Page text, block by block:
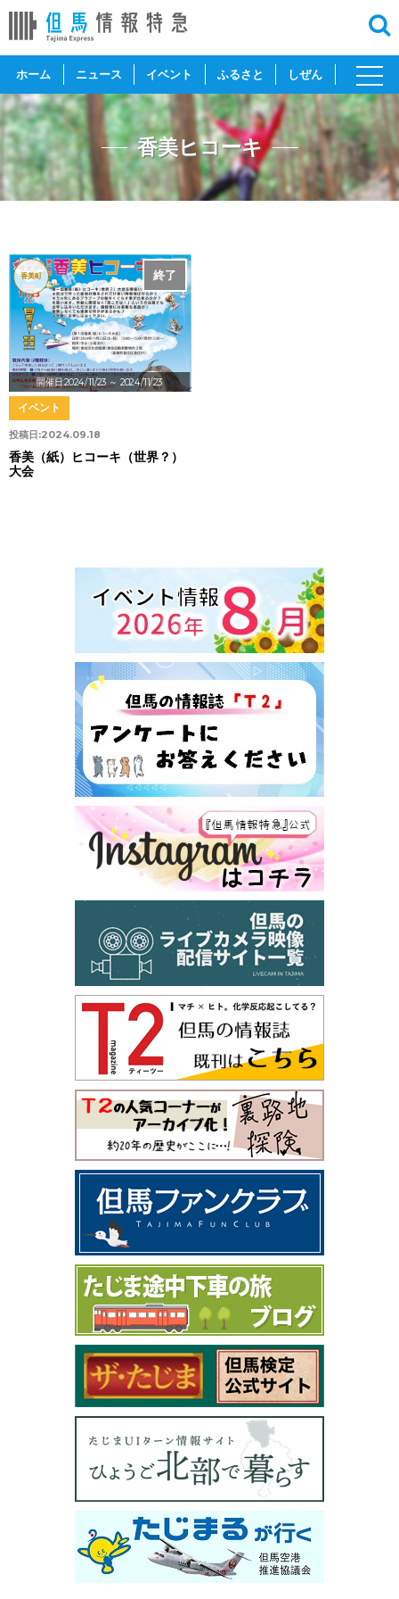
ホーム ニュース イベント ふるさと しぜん
toggle
香美ヒコーキ
開催日:2024/11/23 ～ 2024/11/23
終了
香美町
投稿日:2024.09.18
イベント
香美（紙）ヒコーキ（世界？）
大会